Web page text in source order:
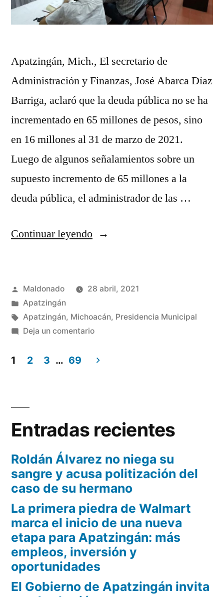
Apatzingán, Mich., El secretario de
Administración y Finanzas, José Abarca Díaz
Barriga, aclaró que la deuda pública no se ha
incrementado en 65 millones de pesos, sino
en 16 millones al 31 de marzo de 2021.
Luego de algunos señalamientos sobre un
supuesto incremento de 65 millones a la
deuda pública, el administrador de las …
Continuar leyendo“Falso
deuda
del
Ayuntamiento
65
de
pesos”
Publicado
por
Maldonado
28 abril, 2021
Publicada
en
Apatzingán
Etiquetas:
Apatzingán, Michoacán, Presidencia Municipal
Deja un comentarioen
que
de
haya
aumentado
65
de
pesos
de
entradas
1 2 3 … 69
Entradas recientes
Roldán Álvarez no niega su
sangre y acusa politización del
caso de su hermano
La primera piedra de Walmart
marca el inicio de una nueva
etapa para Apatzingán: más
empleos, inversión y
oportunidades
El Gobierno de Apatzingán invita